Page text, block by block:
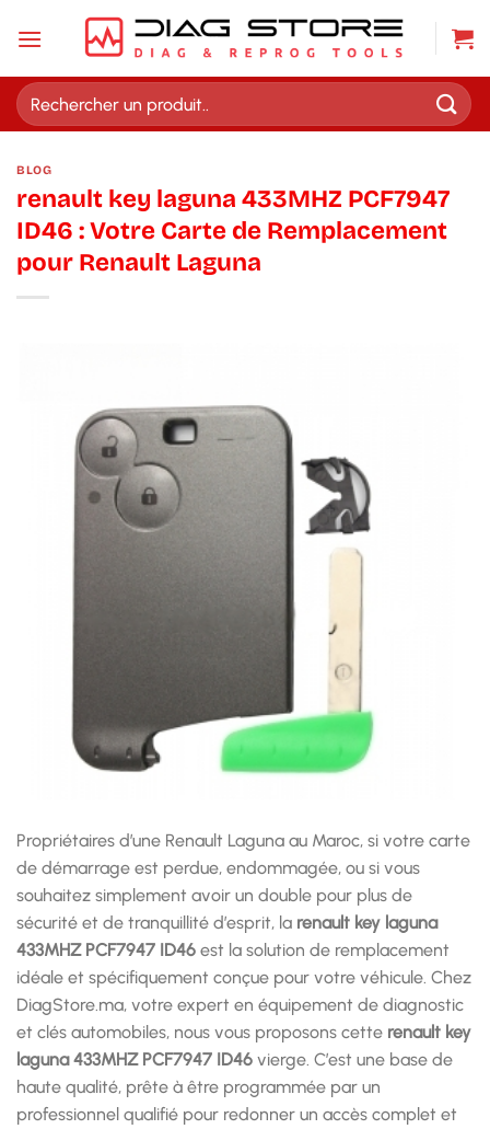
Recherche
pour :
BLOG
renault key laguna 433MHZ PCF7947
ID46 : Votre Carte de Remplacement
pour Renault Laguna
Propriétaires d’une Renault Laguna au Maroc, si votre carte
de démarrage est perdue, endommagée, ou si vous
souhaitez simplement avoir un double pour plus de
sécurité et de tranquillité d’esprit, la renault key laguna
433MHZ PCF7947 ID46 est la solution de remplacement
idéale et spécifiquement conçue pour votre véhicule. Chez
DiagStore.ma, votre expert en équipement de diagnostic
et clés automobiles, nous vous proposons cette renault key
laguna 433MHZ PCF7947 ID46 vierge. C’est une base de
haute qualité, prête à être programmée par un
professionnel qualifié pour redonner un accès complet et